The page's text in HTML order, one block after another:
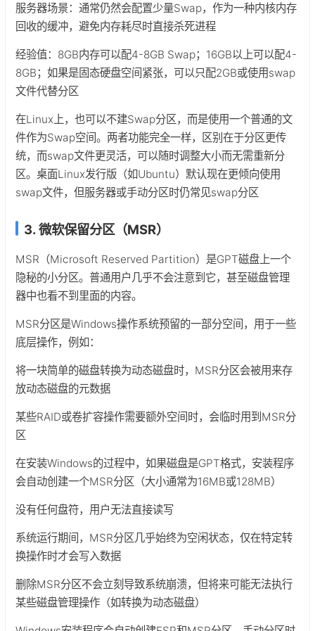
服务器场景：通常仍然会配置少量Swap，作为一种内核内存
回收的缓冲，避免内存耗尽时直接杀死进程
经验值：8GB内存可以配4-8GB Swap；16GB以上可以配4-
8GB；如果是固态硬盘空间紧张，可以只配2GB或使用swap
文件代替分区
在Linux上，也可以不建Swap分区，而是使用一个普通的文
件作为Swap空间。两者功能完全一样，区别在于分区更传
统，而swap文件更灵活，可以随时调整大小而无需重新分
区。桌面Linux发行版（如Ubuntu）默认现在更倾向使用
swap文件，但服务器或手动分区时仍常见swap分区
3. 微软保留分区（MSR）
MSR（Microsoft Reserved Partition）是GPT磁盘上一个
隐秘的小分区。普通用户几乎不会注意到它，甚至磁盘管理
器中也看不到里面的内容。
MSR分区是Windows操作系统预留的一部分空间，用于一些
底层操作，例如：
将一块简单的磁盘转换为动态磁盘时，MSR分区会被用来存
放动态磁盘的元数据
某些RAID或卷扩容操作需要额外空间时，会临时用到MSR分
区
在安装Windows的过程中，如果磁盘是GPT格式，安装程序
会自动创建一个MSR分区（大小通常为16MB或128MB）
没有任何盘符，用户无法直接读写
系统运行期间，MSR分区几乎始终为空闲状态，仅在特定转
换操作时才会写入数据
删除MSR分区不会立刻导致系统崩溃，但将来可能无法执行
某些磁盘管理操作（如转换为动态磁盘）